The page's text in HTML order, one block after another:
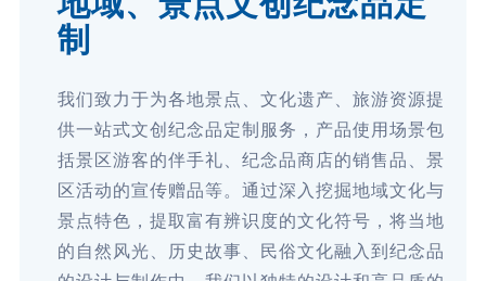
制
我们致力于为各地景点、文化遗产、旅游资源提
供一站式文创纪念品定制服务，产品使用场景包
括景区游客的伴手礼、纪念品商店的销售品、景
区活动的宣传赠品等。通过深入挖掘地域文化与
景点特色，提取富有辨识度的文化符号，将当地
的自然风光、历史故事、民俗文化融入到纪念品